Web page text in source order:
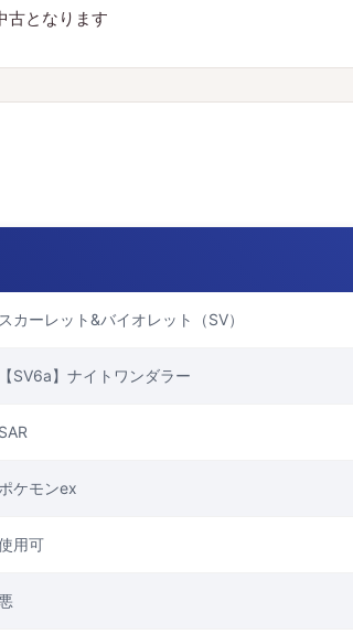
古となります
スカーレット&バイオレット（SV）
【SV6a】ナイトワンダラー
SAR
ポケモンex
用可
悪